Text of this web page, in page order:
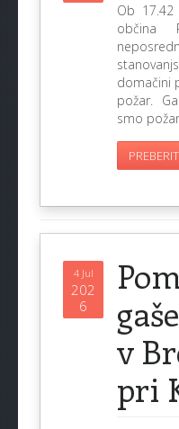
Ob 17.42
občina
domačini
požar.
smo
4 Jul
202
6
v
pri